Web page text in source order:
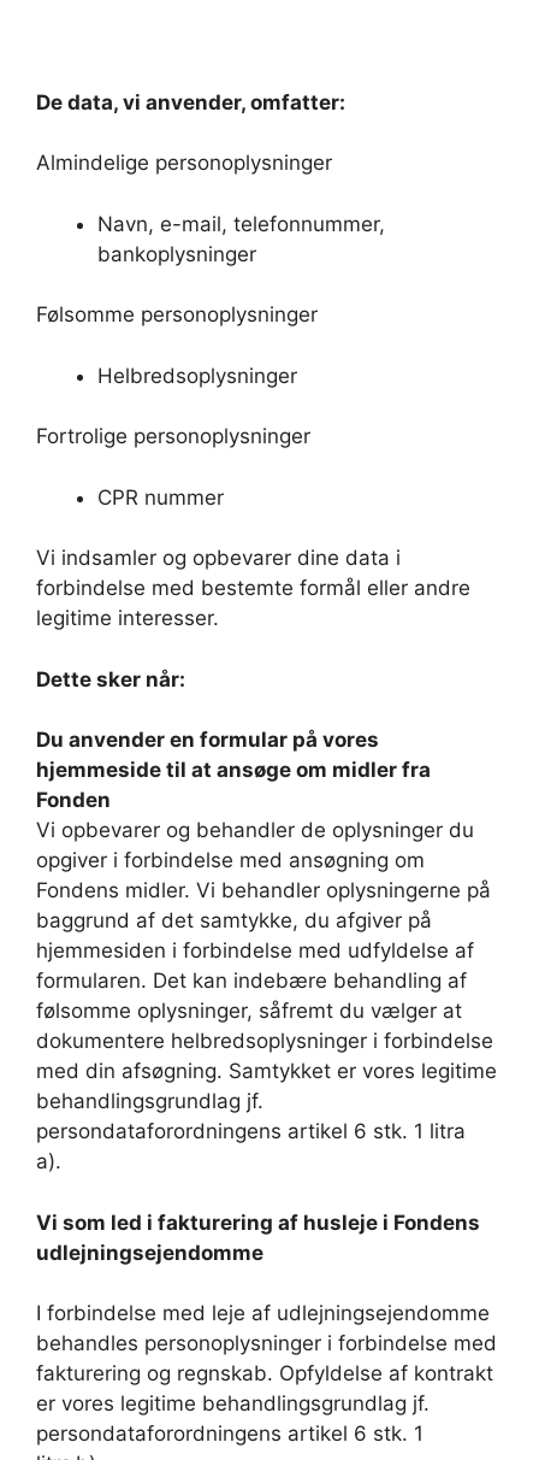
De data, vi anvender, omfatter:
Almindelige personoplysninger
Navn, e-mail, telefonnummer,
bankoplysninger
Følsomme personoplysninger
Helbredsoplysninger
Fortrolige personoplysninger
CPR nummer
Vi indsamler og opbevarer dine data i
forbindelse med bestemte formål eller andre
legitime interesser.
Dette sker når:
Du anvender en formular på vores
hjemmeside til at ansøge om midler fra
Fonden
Vi opbevarer og behandler de oplysninger du
opgiver i forbindelse med ansøgning om
Fondens midler. Vi behandler oplysningerne på
baggrund af det samtykke, du afgiver på
hjemmesiden i forbindelse med udfyldelse af
formularen. Det kan indebære behandling af
følsomme oplysninger, såfremt du vælger at
dokumentere helbredsoplysninger i forbindelse
med din afsøgning. Samtykket er vores legitime
behandlingsgrundlag jf.
persondataforordningens artikel 6 stk. 1 litra
a).
Vi som led i fakturering af husleje i Fondens
udlejningsejendomme
I forbindelse med leje af udlejningsejendomme
behandles personoplysninger i forbindelse med
fakturering og regnskab. Opfyldelse af kontrakt
er vores legitime behandlingsgrundlag jf.
persondataforordningens artikel 6 stk. 1